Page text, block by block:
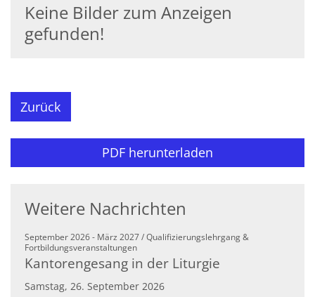
Keine Bilder zum Anzeigen
gefunden!
Zurück
PDF herunterladen
Weitere Nachrichten
September 2026 - März 2027 / Qualifizierungslehrgang &
Fortbildungsveranstaltungen:
Kantorengesang in der Liturgie
Samstag, 26. September 2026